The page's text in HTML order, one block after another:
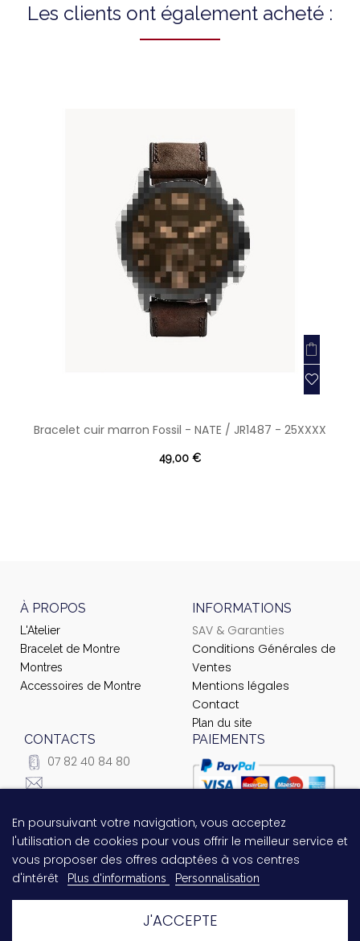
Les clients ont également acheté :
Bracelet cuir marron Fossil - NATE / JR1487 - 25XXXX
49,00 €
À PROPOS
L'Atelier
Bracelet de Montre
Montres
Accessoires de Montre
INFORMATIONS
SAV & Garanties
Conditions Générales de
Ventes
Mentions légales
Contact
Plan du site
CONTACTS
07 82 40 84 80
104 Rue du Temple -
75003 Paris
PAIEMENTS
Questions relatives au
En poursuivant votre navigation, vous acceptez
l'utilisation de cookies pour vous offrir le meilleur service et
vous proposer des offres adaptées à vos centres
d'intérêt
Plus d'informations Personnalisation
J'ACCEPTE